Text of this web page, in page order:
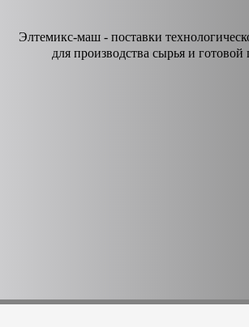
Элтемикс-маш - поставки
для производства сырья и